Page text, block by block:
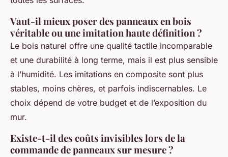
Vaut-il mieux poser des panneaux en bois
véritable ou une imitation haute définition ?
Le bois naturel offre une qualité tactile incomparable
et une durabilité à long terme, mais il est plus sensible
à l’humidité. Les imitations en composite sont plus
stables, moins chères, et parfois indiscernables. Le
choix dépend de votre budget et de l’exposition du
mur.
Existe-t-il des coûts invisibles lors de la
commande de panneaux sur mesure ?